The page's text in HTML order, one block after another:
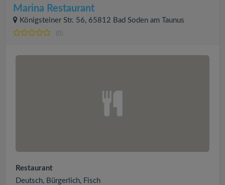
Marina Restaurant
Königsteiner Str. 56, 65812 Bad Soden am Taunus
(0)
Restaurant
Deutsch, Bürgerlich, Fisch